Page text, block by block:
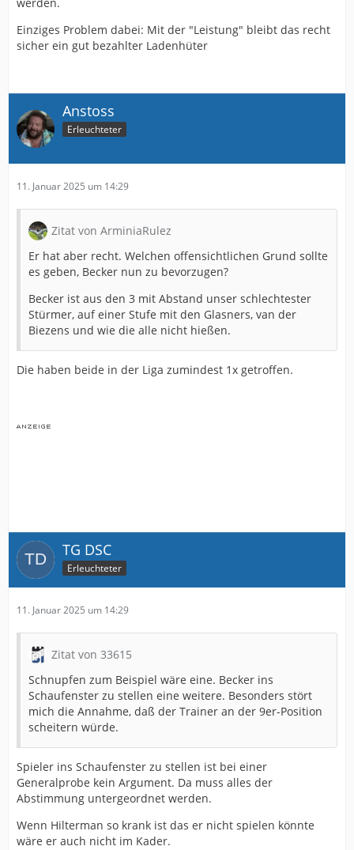
Einziges Problem dabei: Mit der "Leistung" bleibt das recht
sicher ein gut bezahlter Ladenhüter
Anstoss
Erleuchteter
11. Januar 2025 um 14:29
Zitat von ArminiaRulez
Er hat aber recht. Welchen offensichtlichen Grund sollte
es geben, Becker nun zu bevorzugen?
Becker ist aus den 3 mit Abstand unser schlechtester
Stürmer, auf einer Stufe mit den Glasners, van der
Biezens und wie die alle nicht hießen.
Die haben beide in der Liga zumindest 1x getroffen.
TG DSC
Erleuchteter
11. Januar 2025 um 14:29
Zitat von 33615
Schnupfen zum Beispiel wäre eine. Becker ins
Schaufenster zu stellen eine weitere. Besonders stört
mich die Annahme, daß der Trainer an der 9er-Position
scheitern würde.
Spieler ins Schaufenster zu stellen ist bei einer
Generalprobe kein Argument. Da muss alles der
Abstimmung untergeordnet werden.
Wenn Hilterman so krank ist das er nicht spielen könnte
wäre er auch nicht im Kader.